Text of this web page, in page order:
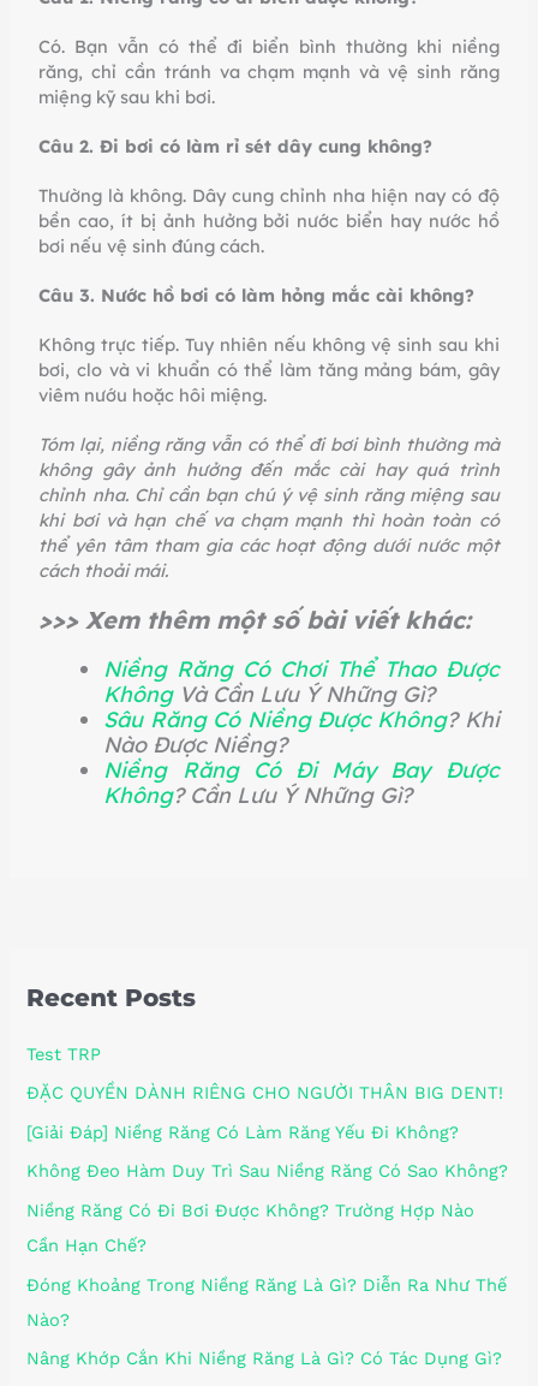
Có. Bạn vẫn có thể đi biển bình thường khi niềng
răng, chỉ cần tránh va chạm mạnh và vệ sinh răng
miệng kỹ sau khi bơi.
Câu 2. Đi bơi có làm rỉ sét dây cung không?
Thường là không. Dây cung chỉnh nha hiện nay có độ
bền cao, ít bị ảnh hưởng bởi nước biển hay nước hồ
bơi nếu vệ sinh đúng cách.
Câu 3. Nước hồ bơi có làm hỏng mắc cài không?
Không trực tiếp. Tuy nhiên nếu không vệ sinh sau khi
bơi, clo và vi khuẩn có thể làm tăng mảng bám, gây
viêm nướu hoặc hôi miệng.
Tóm lại, niềng răng vẫn có thể đi bơi bình thường mà
không gây ảnh hưởng đến mắc cài hay quá trình
chỉnh nha. Chỉ cần bạn chú ý vệ sinh răng miệng sau
khi bơi và hạn chế va chạm mạnh thì hoàn toàn có
thể yên tâm tham gia các hoạt động dưới nước một
cách thoải mái.
>>> Xem thêm một số bài viết khác:
Niềng Răng Có Chơi Thể Thao Được
KhôngVà Cần Lưu Ý Những Gì?
Sâu Răng Có Niềng Được Không? Khi
Nào Được Niềng?
Niềng Răng Có Đi Máy Bay Được
Không? Cần Lưu Ý Những Gì?
Recent Posts
Test TRP
ĐẶC QUYỀN DÀNH RIÊNG CHO NGƯỜI THÂN BIG DENT!
[Giải Đáp] Niềng Răng Có Làm Răng Yếu Đi Không?
Không Đeo Hàm Duy Trì Sau Niềng Răng Có Sao Không?
Niềng Răng Có Đi Bơi Được Không? Trường Hợp Nào
Cần Hạn Chế?
Đóng Khoảng Trong Niềng Răng Là Gì? Diễn Ra Như Thế
Nào?
Nâng Khớp Cắn Khi Niềng Răng Là Gì? Có Tác Dụng Gì?